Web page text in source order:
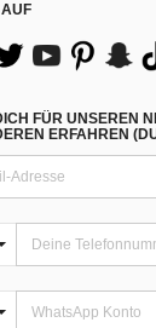
FÜR UNSEREN
ERFAHREN